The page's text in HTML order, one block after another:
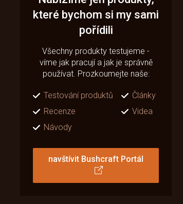
které bychom si my sami
pořídili
Všechny produkty testujeme -
víme jak pracují a jak je správně
používat. Prozkoumejte naše:
Testování produktů
Články
Recenze
Videa
Návody
navštívit Bushcraft Portál